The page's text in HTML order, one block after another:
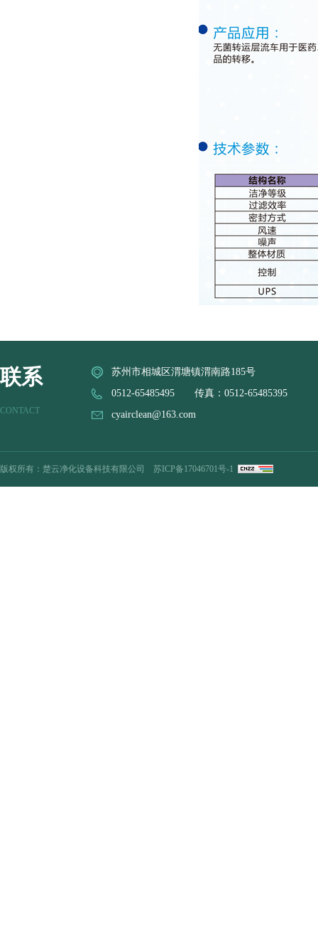
联系
CONTACT
苏州市相城区渭塘镇渭南路185号
0512-65485495 传真：0512-65485395
cyairclean@163.com
版权所有：楚云净化设备科技有限公司 苏ICP备17046701号-1